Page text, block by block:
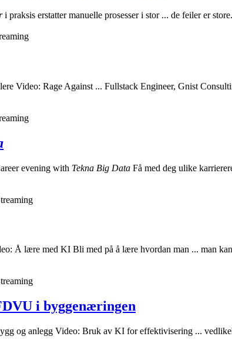
i praksis erstatter manuelle prosesser i stor ... de feiler er
Video: Rage Against ... Fullstack Engineer, Gnist
evening with Tekna Big Data Få med deg ulike
Å lære med KI Bli med på å lære hvordan man ... man
i byggenæringen
og anlegg Video: Bruk av KI for effektivisering ...